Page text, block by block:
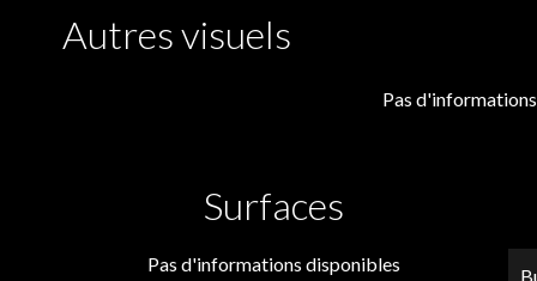
Autres visuels
Pas
Surfaces
Pas d'informations disponibles